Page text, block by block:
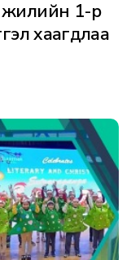
жилийн 1-р
хаагдлаа